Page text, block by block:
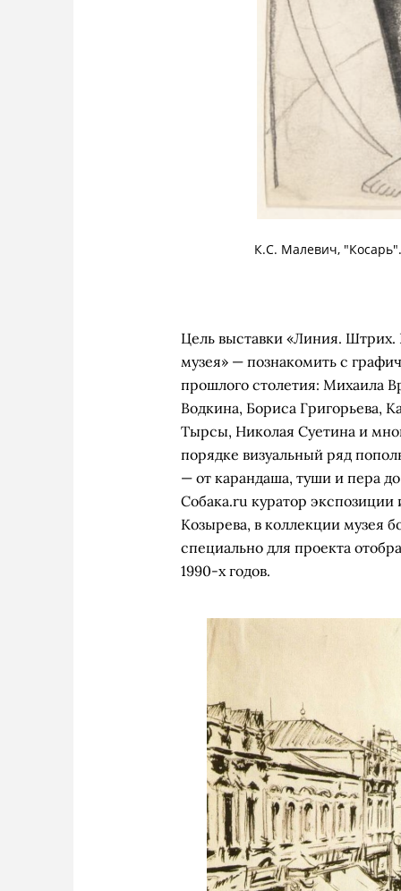
К.С. Малевич,
Цель выставки «Линия. Штрих.
музея» — познакомить с
прошлого столетия: Михаила
Водкина, Бориса Григорьева,
Тырсы, Николая Суетина и
порядке визуальный ряд
— от карандаша, туши и пера
Собака.ru куратор
Козырева, в коллекции музея
специально для проекта
1990-х годов.